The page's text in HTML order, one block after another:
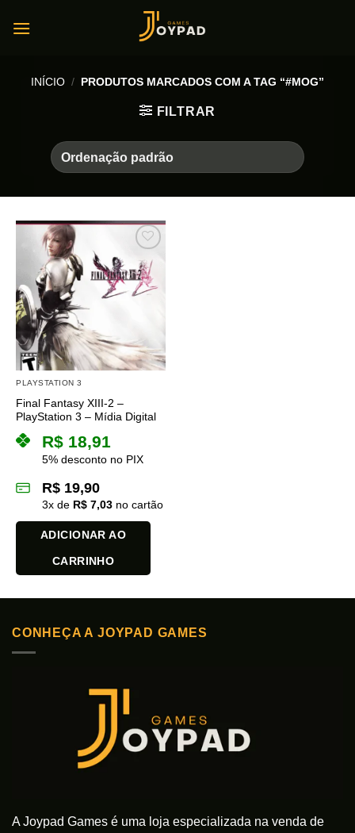
INÍCIO / PRODUTOS MARCADOS COM A TAG “#MOG”
FILTRAR
PLAYSTATION 3
Final Fantasy XIII-2 –
PlayStation 3 – Mídia Digital
R$ 18,91
5% desconto no PIX
R$ 19,90
3x de R$ 7,03 no cartão
ADICIONAR AO
CARRINHO
CONHEÇA A JOYPAD GAMES
A Joypad Games é uma loja especializada na venda de